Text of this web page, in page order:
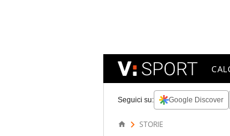
Seguici su: Google Discover
STORIE